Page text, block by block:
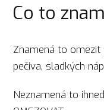
Co to
Znamená to
pečiva, sladkých
Neznamená to